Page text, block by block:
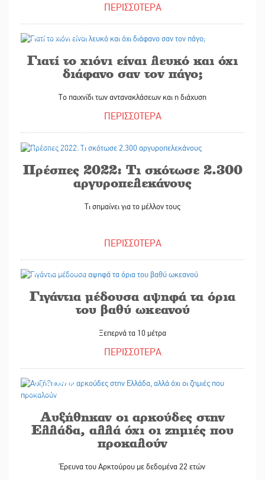
ΠΕΡΙΣΣΟΤΕΡΑ
Γιατί το χιόνι είναι λευκό και όχι
διάφανο σαν τον πάγο;
Το παιχνίδι των αντανακλάσεων και η διάχυση
ΠΕΡΙΣΣΟΤΕΡΑ
Πρέσπες 2022: Τι σκότωσε 2.300
αργυροπελεκάνους
Τι σημαίνει για το μέλλον τους
ΠΕΡΙΣΣΟΤΕΡΑ
Γιγάντια μέδουσα αψηφά τα όρια
του βαθύ ωκεανού
Ξεπερνά τα 10 μέτρα
ΠΕΡΙΣΣΟΤΕΡΑ
21/01/2026
Αυξήθηκαν οι αρκούδες στην
Ελλάδα, αλλά όχι οι ζημιές που
προκαλούν
Έρευνα του Αρκτούρου με δεδομένα 22 ετών